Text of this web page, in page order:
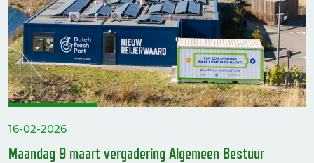
16-02-2026
Maandag 9 maart vergadering Algemeen Bestuur